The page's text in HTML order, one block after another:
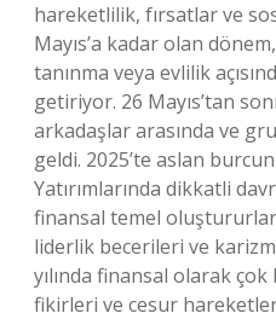
hareketlilik, fırsatlar ve
Mayıs’a kadar olan
tanınma veya evlilik
getiriyor. 26 Mayıs’tan
arkadaşlar arasında ve
geldi. 2025’te aslan
Yatırımlarında dikkatli
finansal temel
liderlik becerileri ve
yılında finansal olarak çok
fikirleri ve cesur